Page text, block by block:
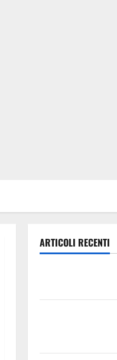
ARTICOLI RECENTI